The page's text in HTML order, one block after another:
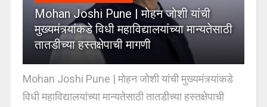
Mohan Joshi Pune | मोहन जोशी यांची
मुख्यमंत्र्यांकडे विधी महाविद्यालयांच्या मान्यतेसाठी
तातडीच्या हस्तक्षेपाची मागणी
Mohan Joshi Pune | मोहन जोशी यांची मुख्यमंत्र्यांकडे
विधी महाविद्यालयांच्या मान्यतेसाठी तातडीच्या हस्तक्षेपाची